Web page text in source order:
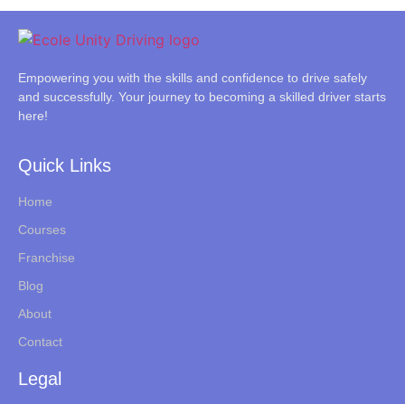
Empowering you with the skills and confidence to drive safely
and successfully. Your journey to becoming a skilled driver starts
here!
Quick Links
Home
Courses
Franchise
Blog
About
Contact
Legal